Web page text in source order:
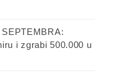
i zgrabi 500.000 u